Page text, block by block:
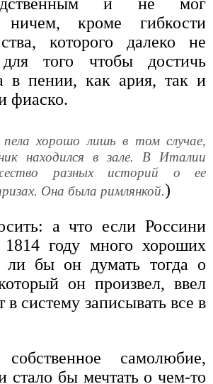
и не мог
ничем, кроме гибкости
которого далеко не
для того чтобы достичь
в пении, как ария, так и
фиаско.
пела хорошо лишь в том случае,
находился в зале. В Италии
разных историй о ее
Она была римлянкой.)
а что если Россини
году много хороших
ли бы он думать тогда о
он произвел, ввел
систему записывать все в
самолюбие,
стало бы мечтать о чем-то